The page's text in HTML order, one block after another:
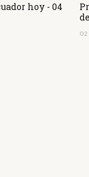
hoy - 04
02